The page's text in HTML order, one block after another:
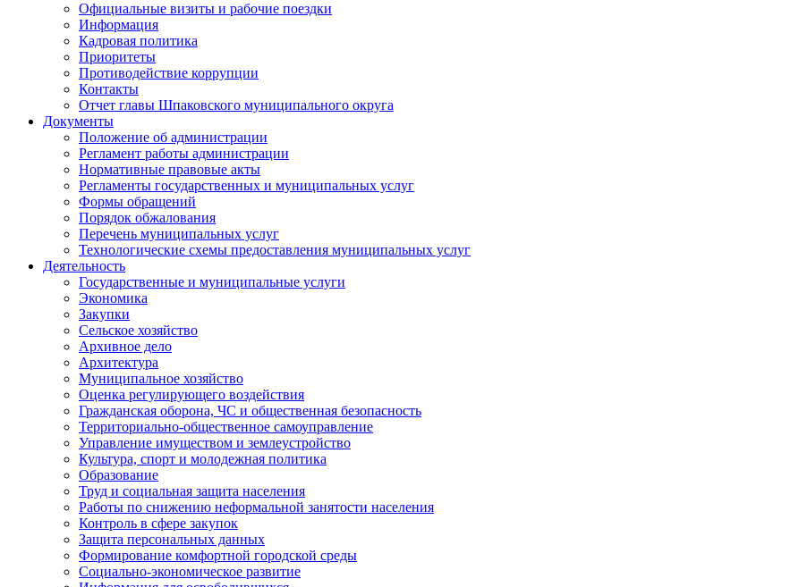
Официальные визиты и рабочие поездки
Информация
Кадровая политика
Приоритеты
Противодействие коррупции
Контакты
Отчет главы Шпаковского муниципального округа
Документы
Положение об администрации
Регламент работы администрации
Нормативные правовые акты
Регламенты государственных и муниципальных услуг
Формы обращений
Порядок обжалования
Перечень муниципальных услуг
Технологические схемы предоставления муниципальных услуг
Деятельность
Государственные и муниципальные услуги
Экономика
Закупки
Сельское хозяйство
Архивное дело
Архитектура
Муниципальное хозяйство
Оценка регулирующего воздействия
Гражданская оборона, ЧС и общественная безопасность
Территориально-общественное самоуправление
Управление имуществом и землеустройство
Культура, спорт и молодежная политика
Образование
Труд и социальная защита населения
Работы по снижению неформальной занятости населения
Контроль в сфере закупок
Защита персональных данных
Формирование комфортной городской среды
Социально-экономическое развитие